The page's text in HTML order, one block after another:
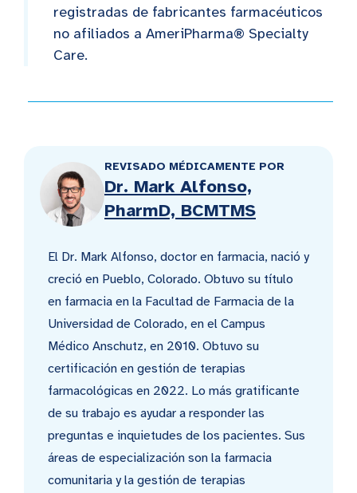
registradas de fabricantes farmacéuticos
no afiliados a AmeriPharma® Specialty
Care.
REVISADO MÉDICAMENTE POR
Dr. Mark Alfonso,
PharmD, BCMTMS
El Dr. Mark Alfonso, doctor en farmacia, nació y
creció en Pueblo, Colorado. Obtuvo su título
en farmacia en la Facultad de Farmacia de la
Universidad de Colorado, en el Campus
Médico Anschutz, en 2010. Obtuvo su
certificación en gestión de terapias
farmacológicas en 2022. Lo más gratificante
de su trabajo es ayudar a responder las
preguntas e inquietudes de los pacientes. Sus
áreas de especialización son la farmacia
comunitaria y la gestión de terapias